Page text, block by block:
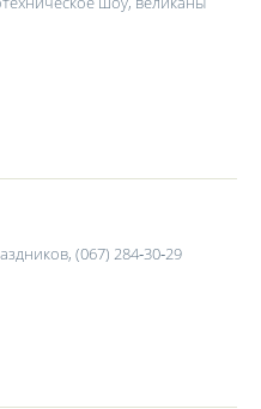
(067) 284‑30‑29